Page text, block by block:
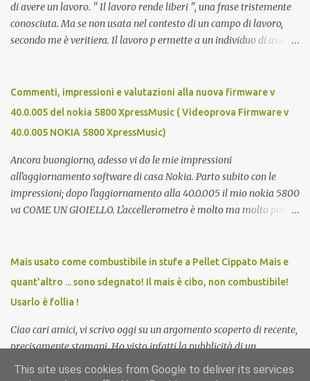
di avere un lavoro. " Il lavoro rende liberi ", una frase tristemente
conosciuta. Ma se non usata nel contesto di un campo di lavoro,
secondo me è veritiera. Il lavoro p ermette a un individuo di avere
libertà. Mi auguro dunque questo elenco possa essere d'aiuto.
Buona fortuna a tutti e buona giornata, Luca Zecca Jooble Trovit
CercoLavoro.com Motore Lavoro Subito.it (Sezione OFFERTE DI
LAVORO) Info Jobs
Commenti, impressioni e valutazioni alla nuova firmware v
40.0.005 del nokia 5800 XpressMusic ( Videoprova Firmware v
40.0.005 NOKIA 5800 XpressMusic)
Ancora buongiorno, adesso vi do le mie impressioni
all'aggiornamento software di casa Nokia. Parto subito con le
impressioni; dopo l'aggiornamento alla 40.0.005 il mio nokia 5800
va COME UN GIOIELLO. L'accellerometro è molto ma molto più
possono aggiungere più foto di persone e quindi più contatti
direttamente sulla home. Parere totalemente positivo,
allora un video del nokia aggiornato... Buona visione e ancora
buona domenica, Luca Zecca Ecco i miglioramenti apportati
dall'aggiornamento: scrolling cinetico ma non completo ossia nel
ricezione chiamate stile n97 se si ha il blocco attivato;
Mais usato come combustibile in stufe a Pellet Cippato Mais e
quant'altro ... sono sdegnato! Il mais è cibo, non combustibile!
Usarlo è follia !
Ciao cari amici, vi scrivo oggi su un argomento scoperto di recente,
precisamente stamani. Ho visto infatti la pubblicità di un
produttore di stufe a pellet che in alternativa bruciavano mais.
This site uses cookies from Google to deliver its services